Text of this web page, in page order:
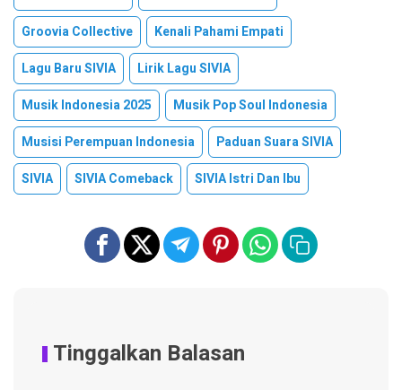
Groovia Collective
Kenali Pahami Empati
Lagu Baru SIVIA
Lirik Lagu SIVIA
Musik Indonesia 2025
Musik Pop Soul Indonesia
Musisi Perempuan Indonesia
Paduan Suara SIVIA
SIVIA
SIVIA Comeback SIVIA Istri Dan Ibu
Tinggalkan Balasan